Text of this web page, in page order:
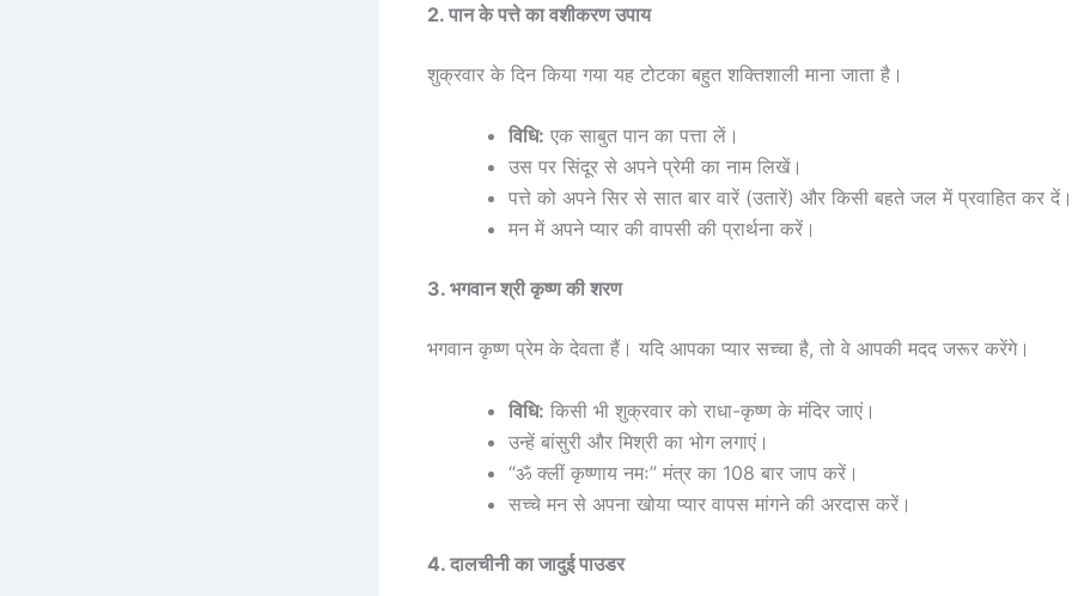
2. पान के पत्ते का वशीकरण उपाय
शुक्रवार के दिन किया गया यह टोटका बहुत शक्तिशाली माना जाता है।
विधि: एक साबुत पान का पत्ता लें।
उस पर सिंदूर से अपने प्रेमी का नाम लिखें।
पत्ते को अपने सिर से सात बार वारें (उतारें) और किसी बहते जल में प्रवाहित कर दें।
मन में अपने प्यार की वापसी की प्रार्थना करें।
3. भगवान श्री कृष्ण की शरण
भगवान कृष्ण प्रेम के देवता हैं। यदि आपका प्यार सच्चा है, तो वे आपकी मदद जरूर करेंगे।
विधि: किसी भी शुक्रवार को राधा-कृष्ण के मंदिर जाएं।
उन्हें बांसुरी और मिश्री का भोग लगाएं।
“ॐ क्लीं कृष्णाय नमः” मंत्र का 108 बार जाप करें।
सच्चे मन से अपना खोया प्यार वापस मांगने की अरदास करें।
4. दालचीनी का जादुई पाउडर